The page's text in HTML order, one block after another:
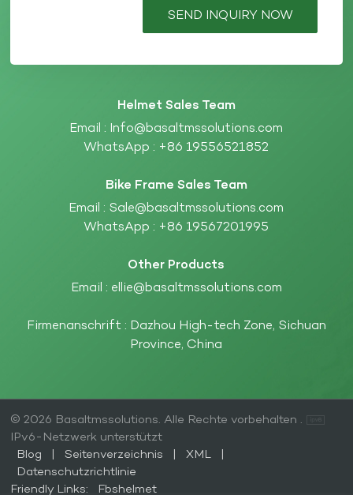
SEND INQUIRY NOW
Helmet Sales Team
Email : Info@basaltmssolutions.com
WhatsApp : +86 19556521852
Bike Frame Sales Team
Email : Sale@basaltmssolutions.com
WhatsApp : +86 19567201995
Other Products
Email : ellie@basaltmssolutions.com
Firmenanschrift : Dazhou High-tech Zone, Sichuan
Province, China
© 2026 Basaltmssolutions. Alle Rechte vorbehalten .
IPv6-Netzwerk unterstützt
Blog
| Seitenverzeichnis | XML
|
Datenschutzrichtlinie
Friendly Links:
Fbshelmet